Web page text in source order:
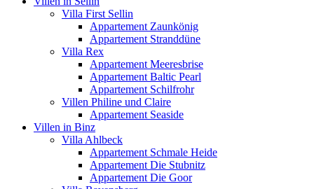
Villa First Sellin
Appartement Zaunkönig
Appartement Stranddüne
Villa Rex
Appartement Meeresbrise
Appartement Baltic Pearl
Appartement Schilfrohr
Villen Philine und Claire
Appartement Seaside
Villen in Binz
Villa Ahlbeck
Appartement Schmale Heide
Appartement Die Stubnitz
Appartement Die Goor